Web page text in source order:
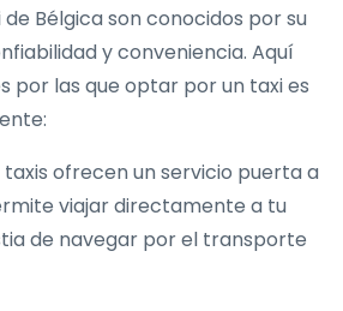
de Bélgica son conocidos por su
y conveniencia. Aquí
por las que optar por un taxi es
taxis ofrecen un servicio puerta a
viajar directamente a tu
de navegar por el transporte